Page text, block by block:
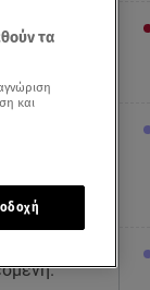
τα
και